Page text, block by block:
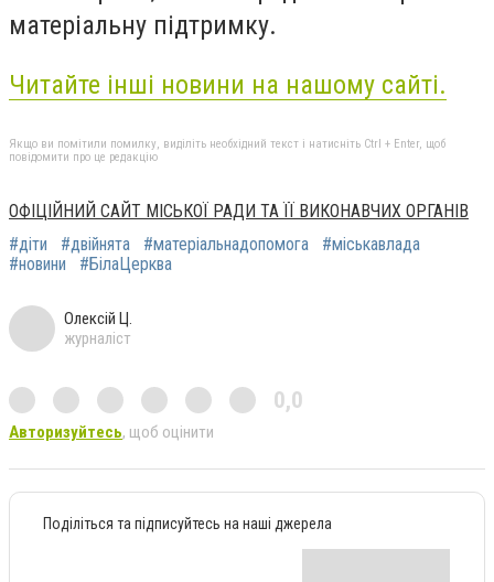
матеріальну підтримку.
Читайте інші новини на нашому сайті.
Якщо ви помітили помилку, виділіть необхідний текст і натисніть Ctrl + Enter, щоб
повідомити про це редакцію
ОФІЦІЙНИЙ САЙТ МІСЬКОЇ РАДИ ТА ЇЇ ВИКОНАВЧИХ ОРГАНІВ
#діти
#двійнята #матеріальнадопомога
#міськавлада
#новини
#БілаЦерква
Олексій Ц.
журналіст
0,0
Авторизуйтесь, щоб оцінити
Поділіться та підписуйтесь на наші джерела